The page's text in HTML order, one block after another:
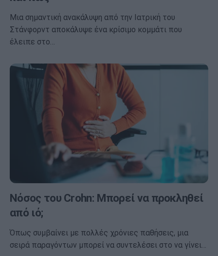
Μια σημαντική ανακάλυψη από την Ιατρική του
Στάνφορντ αποκάλυψε ένα κρίσιμο κομμάτι που
έλειπε στο…
Νόσος του Crohn: Μπορεί να προκληθεί
από ιό;
Όπως συμβαίνει με πολλές χρόνιες παθήσεις, μια
σειρά παραγόντων μπορεί να συντελέσει στο να γίνει…